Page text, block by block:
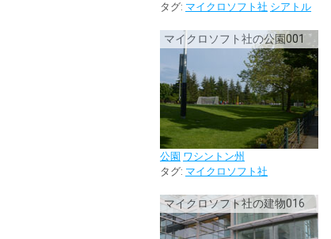
タグ: マイクロソフト社 シアトル
マイクロソフト社の公園001
公園 ワシントン州
タグ: マイクロソフト社
マイクロソフト社の建物016